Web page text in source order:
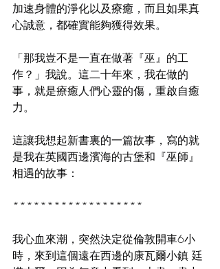
加速身體的淨化以及療癒，而且如果真
心誠意，都確實能夠獲得效果。
「那我豈不是一直在做著『巫』的工
作？」我說。這二十年來，我在做的
事，就是療癒人們心靈的傷，重啟自癒
力。
這讓我想起新書裏的一篇故事，寫的就
是我在英國西邊濱海的古堡和『巫師』
相遇的故事：
*******************
我心血來潮，突然決定從倫敦開車6小
時，來到這個遠在西邊的康瓦爾小鎮 廷